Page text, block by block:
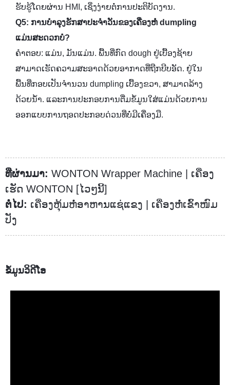
ຮັບຮູ້ໂດຍຜ່ານ HMI, ເຊິ່ງງ່າຍຕໍ່ການປະຕິບັດງານ.
Q5: ການບໍາລຸງຮັກສາປະຈໍາວັນຂອງເຄື່ອງຫໍ່ dumpling
ແມ່ນສະດວກບໍ?
ຄໍາຕອບ: ແມ່ນ, ມັນແມ່ນ. ພື້ນທີ່ກົດ dough ຢູ່ເບື້ອງຊ້າຍ
ສາມາດເຮັດຄວາມສະອາດດ້ວຍອາກາດທີ່ຖືກບີບອັດ. ຢູ່ໃນ
ພື້ນທີ່ກອບເປັນຈໍານວນ dumpling ເບື້ອງຂວາ, ສາມາດລ້າງ
ດ້ວຍນ້ໍາ. ແລະການປະກອບການຕື່ມຂໍ້ມູນໃສ່ແມ່ນດ້ວຍການ
ອອກແບບການຖອດປະກອບດ່ວນທີ່ບໍ່ມີເຄື່ອງມື.
ທີ່ຜ່ານມາ: WONTON Wrapper Machine | ເຄື່ອງ
ເຮັດ WONTON [ໄວໆນີ້]
ຕໍ່ໄປ: ເຄື່ອງຫຸ້ມຫໍ່ອາຫານແຊ່ແຂງ | ເຄື່ອງຫໍ່ເຂົ້າໜົມ
ປັງ
ຂໍ້ມູນວິດີໂອ